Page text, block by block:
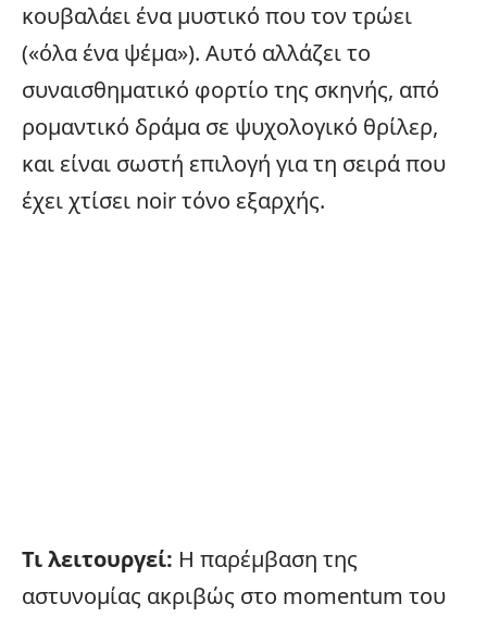
κουβαλάει ένα μυστικό που τον τρώει
(«όλα ένα ψέμα»). Αυτό αλλάζει το
συναισθηματικό φορτίο της σκηνής, από
ρομαντικό δράμα σε ψυχολογικό θρίλερ,
και είναι σωστή επιλογή για τη σειρά που
έχει χτίσει noir τόνο εξαρχής.
Τι λειτουργεί: Η παρέμβαση της
αστυνομίας ακριβώς στο momentum του